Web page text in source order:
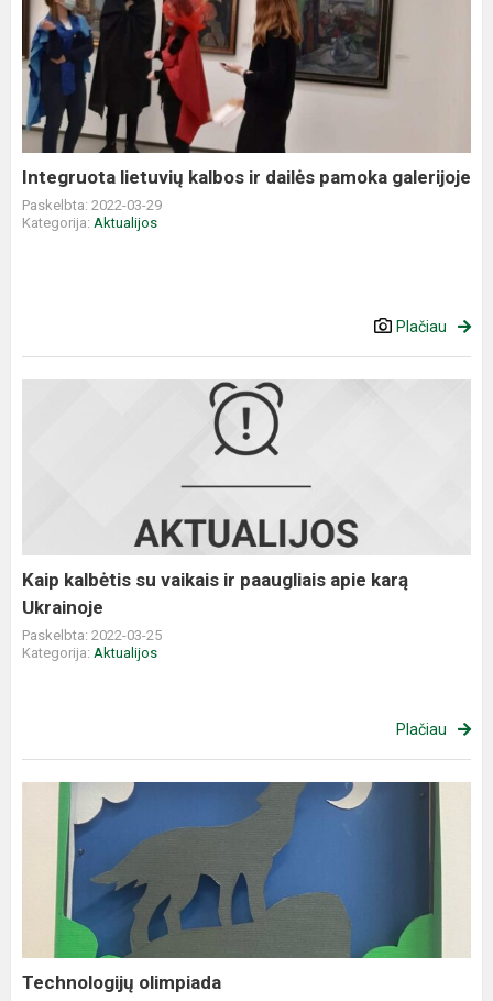
lietuvių
kalbos
ir
dailės
pamoka
galerijoje
Integruota lietuvių kalbos ir dailės pamoka galerijoje
Paskelbta: 2022-03-29
Kategorija: Aktualijos
Plačiau
karą
Ukrainoje
Kaip kalbėtis su vaikais ir paaugliais apie karą
Ukrainoje
Paskelbta: 2022-03-25
Kategorija: Aktualijos
Plačiau
Technologijų
olimpiada
Technologijų olimpiada